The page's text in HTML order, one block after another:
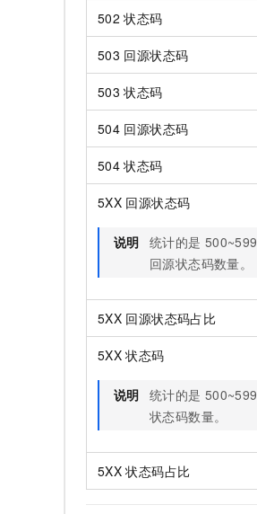
502 状态码
503 回源状态码
503 状态码
504 回源状态码
504 状态码
5XX 回源状态码
说明 统计的是 500~599
回源状态码数量。
5XX 回源状态码占比
5XX 状态码
说明 统计的是 500~599
状态码数量。
5XX 状态码占比